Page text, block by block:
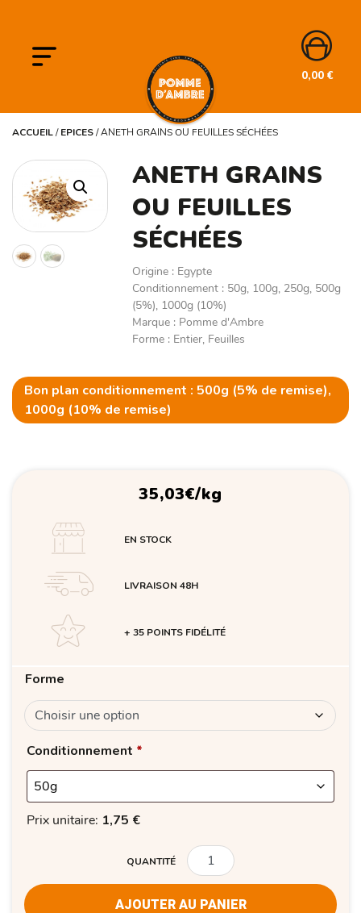
0,00 €
ACCUEIL/EPICES/ANETH GRAINS OU FEUILLES SÉCHÉES
ANETH GRAINS
OU FEUILLES
SÉCHÉES
Origine : Egypte
Conditionnement : 50g, 100g, 250g, 500g
(5%), 1000g (10%)
Marque : Pomme d'Ambre
Forme : Entier, Feuilles
Bon plan conditionnement : 500g (5% de remise),
1000g (10% de remise)
35,03€/kg
EN STOCK
LIVRAISON 48H
+ 35 POINTS FIDÉLITÉ
Forme
Conditionnement *
Prix unitaire: 1,75 €
QUANTITÉ
AJOUTER AU PANIER